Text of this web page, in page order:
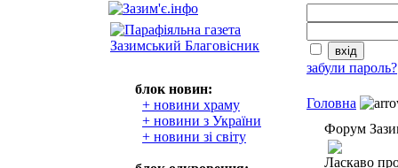
блок новин:
+ новини храму
+ новини з України
+ новини зі світу
забули пароль?
Головна
Форум
Ласкаво